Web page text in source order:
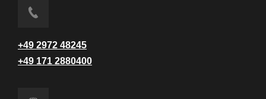
+49 2972 48245
+49 171 2880400